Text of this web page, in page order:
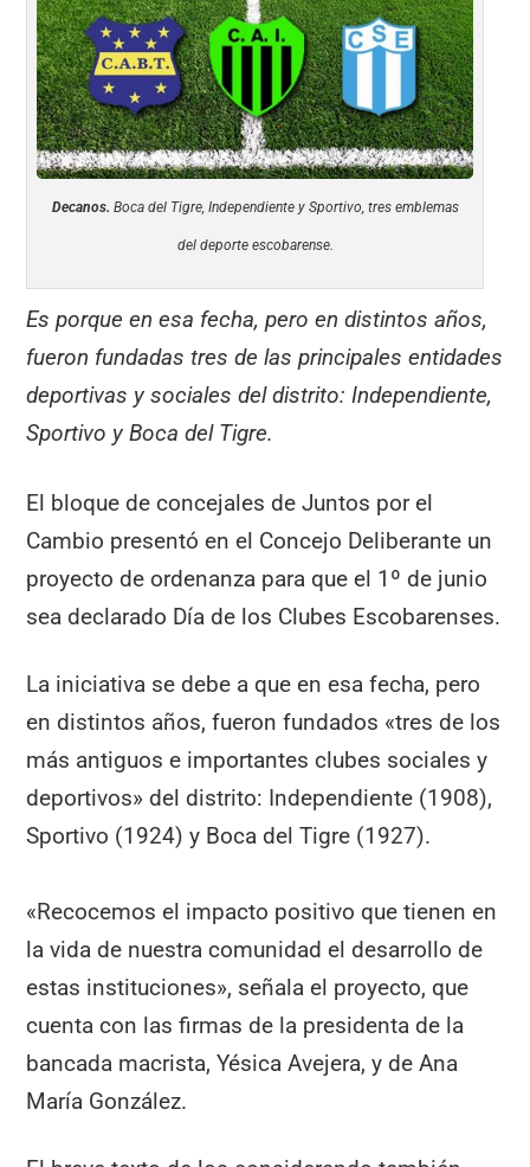
Decanos. Boca del Tigre, Independiente y Sportivo, tres emblemas
del deporte escobarense.
Es porque en esa fecha, pero en distintos años,
fueron fundadas tres de las principales entidades
deportivas y sociales del distrito: Independiente,
Sportivo y Boca del Tigre.
El bloque de concejales de Juntos por el
Cambio presentó en el Concejo Deliberante un
proyecto de ordenanza para que el 1º de junio
sea declarado Día de los Clubes Escobarenses.
La iniciativa se debe a que en esa fecha, pero
en distintos años, fueron fundados «tres de los
más antiguos e importantes clubes sociales y
deportivos» del distrito: Independiente (1908),
Sportivo (1924) y Boca del Tigre (1927).
«Recocemos el impacto positivo que tienen en
la vida de nuestra comunidad el desarrollo de
estas instituciones», señala el proyecto, que
cuenta con las firmas de la presidenta de la
bancada macrista, Yésica Avejera, y de Ana
María González.